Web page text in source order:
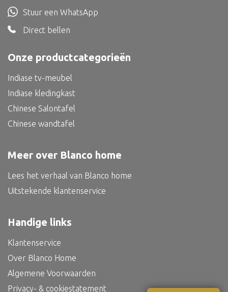
Alle bouwmateriaal
Bed
Oosterse kast
Oosterse tv meubel
Onze productcategorieën
Indiase tv-meubel
Indiase kledingkast
Chinese Salontafel
Chinese wandtafel
Meer over Blanco home
Lees het verhaal van Blanco home
Uitstekende klantenservice
Stuur een WhatsApp
Direct bellen
Handige links
Klantenservice
Over Blanco Home
Algemene Voorwaarden
Privacy- & cookiestatement